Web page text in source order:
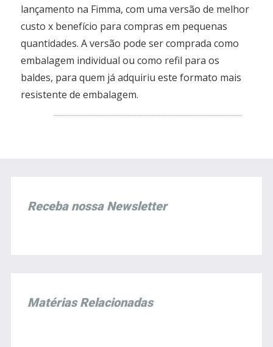
lançamento na Fimma, com uma versão de melhor
custo x benefício para compras em pequenas
quantidades. A versão pode ser comprada como
embalagem individual ou como refil para os
baldes, para quem já adquiriu este formato mais
resistente de embalagem.
Receba nossa Newsletter
Matérias Relacionadas